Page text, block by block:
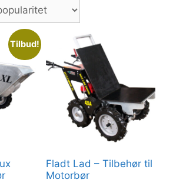
popularitet
Tilbud!
Fladt Lad – Tilbehør til
Motorbør